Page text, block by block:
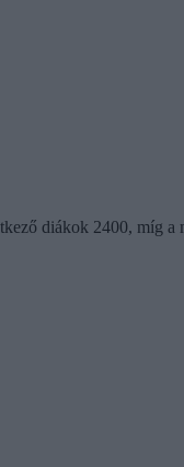
diákok 2400, míg